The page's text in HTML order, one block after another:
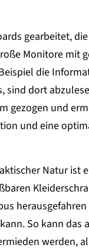
gearbeitet,
Monitore mit
die
dort
gezogen und
und eine
Natur ist
So kann das
werden,